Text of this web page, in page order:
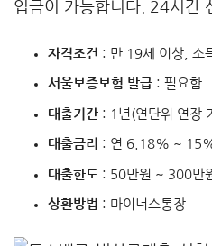
입금이 가능합니다. 24시간
자격조건 : 만 19세 이상, 소
서울보증보험 발급: 필요함
대출기간: 1년(연단위 연장
대출금리 : 연 6.18% ~
대출한도 : 50만원 ~ 300만
상환방법 : 마이너스통장